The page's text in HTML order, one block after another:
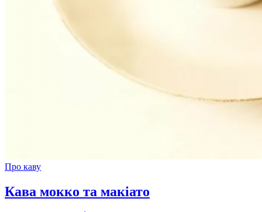
Про каву
Кава мокко та макіато